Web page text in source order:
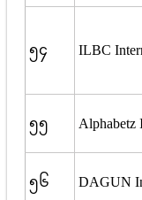
၅၄ ILBC
၅၅ Alphabetz
၅၆ DAGUN